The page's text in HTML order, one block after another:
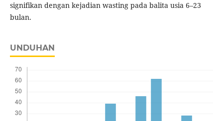
signifikan dengan kejadian wasting pada balita usia 6–23
bulan.
UNDUHAN